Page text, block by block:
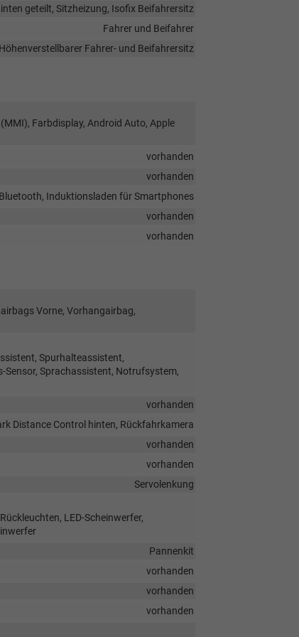
geteilt, Sitzheizung, Isofix Beifahrersitz
Fahrer und Beifahrer
Höhenverstellbarer Fahrer- und Beifahrersitz
Farbdisplay, Android Auto, Apple
vorhanden
vorhanden
Induktionsladen für Smartphones
vorhanden
vorhanden
Vorne, Vorhangairbag,
Spurhalteassistent,
Sensor, Sprachassistent, Notrufsystem,
vorhanden
Distance Control hinten, Rückfahrkamera
vorhanden
vorhanden
Servolenkung
LED-Scheinwerfer,
Pannenkit
vorhanden
vorhanden
vorhanden